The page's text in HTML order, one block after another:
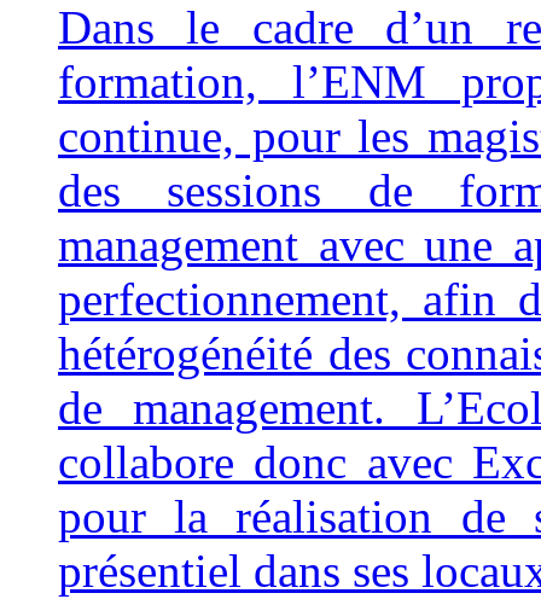
Dans le cadre d’un
formation, l’ENM
continue, pour les
des sessions de
management avec une
perfectionnement, afin
hétérogénéité des
de management.
collabore donc avec
pour la réalisation de
présentiel dans ses